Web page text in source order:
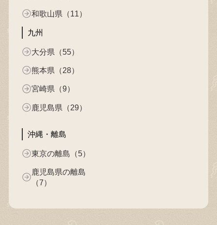
和歌山県（11）
九州
大分県（55）
熊本県（28）
宮崎県（9）
鹿児島県（29）
沖縄・離島
東京の離島（5）
鹿児島県の離島
（7）